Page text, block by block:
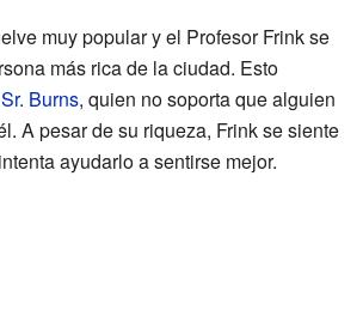
muy popular y el Profesor Frink se
más rica de la ciudad. Esto
Sr. Burns, quien no soporta que alguien
A pesar de su riqueza, Frink se siente
ayudarlo a sentirse mejor.